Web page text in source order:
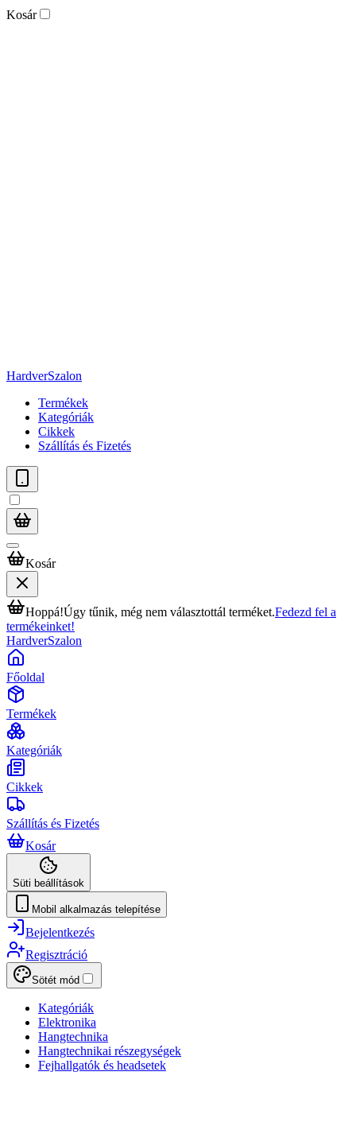
Kosár
HardverSzalon
Termékek
Kategóriák
Cikkek
Szállítás és Fizetés
Kosár
Hoppá!Úgy tűnik, még nem választottál terméket.Fedezd fel a
termékeinket!
HardverSzalon
Főoldal
Termékek
Kategóriák
Cikkek
Szállítás és Fizetés
Kosár
Süti beállítások
Mobil alkalmazás telepítése
Bejelentkezés
Regisztráció
Sötét mód
Kategóriák
Elektronika
Hangtechnika
Hangtechnikai részegységek
Fejhallgatók és headsetek